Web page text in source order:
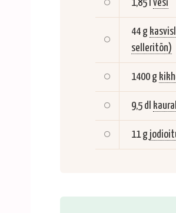
1,85 l vesi
44 g
selleritön)
1400 g
9,5 dl
11 g